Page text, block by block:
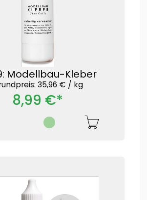
Modellbau-Kleber
35,96 € / kg
8,99 €*